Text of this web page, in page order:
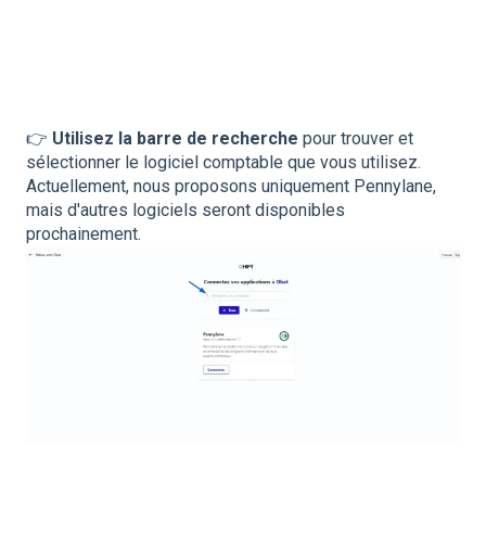
👉 Utilisez la barre de recherche pour trouver et
sélectionner le logiciel comptable que vous utilisez.
Actuellement, nous proposons uniquement Pennylane,
mais d'autres logiciels seront disponibles
prochainement.